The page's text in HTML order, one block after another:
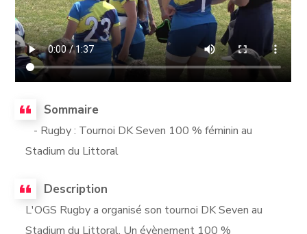
Sommaire
- Rugby : Tournoi DK Seven 100 % féminin au
Stadium du Littoral
Description
L'OGS Rugby a organisé son tournoi DK Seven au
Stadium du Littoral. Un évènement 100 %